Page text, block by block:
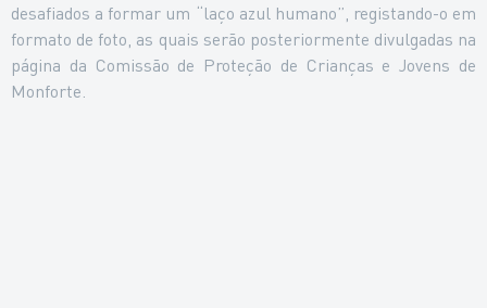
desafiados a formar um “laço azul humano”, registando-o em
formato de foto, as quais serão posteriormente divulgadas na
página da Comissão de Proteção de Crianças e Jovens de
Monforte.